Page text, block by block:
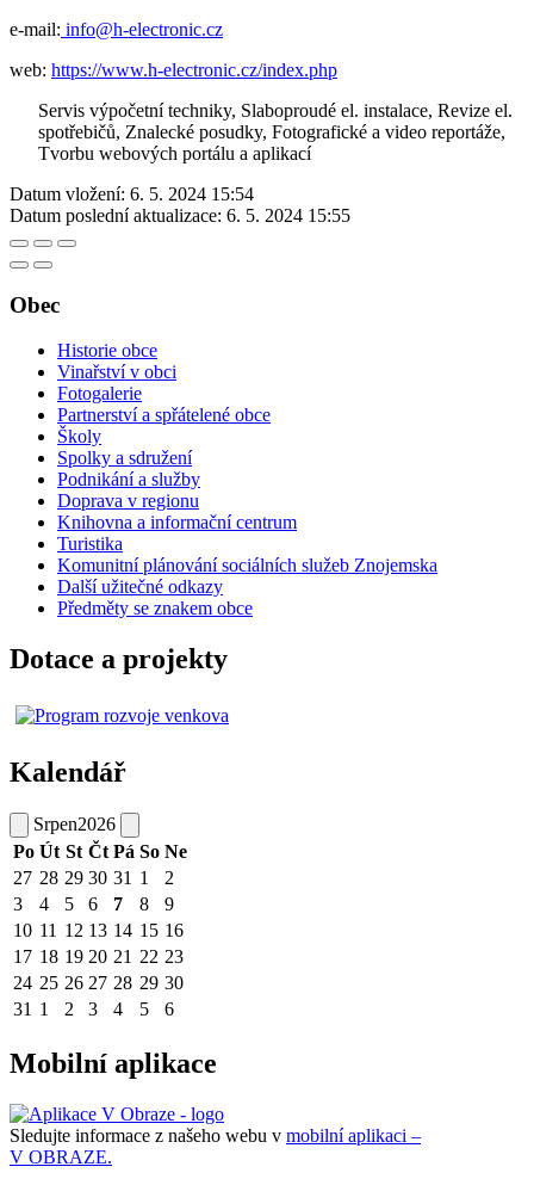
e-mail: info@h-electronic.cz
web: https://www.h-electronic.cz/index.php
Servis výpočetní techniky, Slaboproudé el. instalace, Revize el.
spotřebičů, Znalecké posudky, Fotografické a video reportáže,
Tvorbu webových portálu a aplikací
Datum vložení: 6. 5. 2024 15:54
Datum poslední aktualizace: 6. 5. 2024 15:55
Obec
Historie obce
Vinařství v obci
Fotogalerie
Partnerství a spřátelené obce
Školy
Spolky a sdružení
Podnikání a služby
Doprava v regionu
Knihovna a informační centrum
Turistika
Komunitní plánování sociálních služeb Znojemska
Další užitečné odkazy
Předměty se znakem obce
Dotace a projekty
Kalendář
Srpen2026
Po Út St Čt Pá So Ne
27 28 29 30 31 1
2
3
4 5 6 7 8
9
10 11 12 13 14 15 16
17 18 19 20 21 22 23
24 25 26 27 28 29 30
31 1 2 3 4 5 6
Mobilní aplikace
Sledujte informace z našeho webu v mobilní aplikaci –
V OBRAZE.